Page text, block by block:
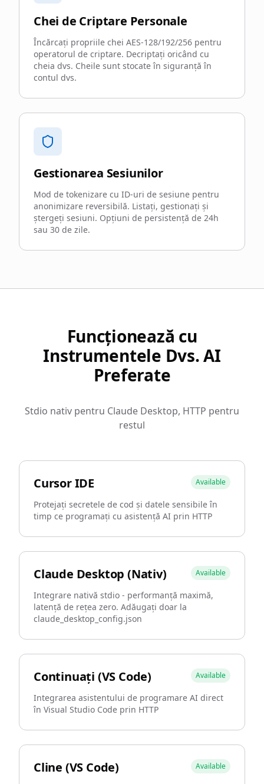
Chei de Criptare Personale
Încărcați propriile chei AES-128/192/256 pentru
operatorul de criptare. Decriptați oricând cu
cheia dvs. Cheile sunt stocate în siguranță în
contul dvs.
Gestionarea Sesiunilor
Mod de tokenizare cu ID-uri de sesiune pentru
anonimizare reversibilă. Listați, gestionați și
ștergeți sesiuni. Opțiuni de persistență de 24h
sau 30 de zile.
Funcționează cu
Instrumentele Dvs. AI
Preferate
Stdio nativ pentru Claude Desktop, HTTP pentru
restul
Cursor IDE Available
Protejați secretele de cod și datele sensibile în
timp ce programați cu asistență AI prin HTTP
Claude Desktop (Nativ) Available
Integrare nativă stdio - performanță maximă,
latență de rețea zero. Adăugați doar la
claude_desktop_config.json
Continuați (VS Code) Available
Integrarea asistentului de programare AI direct
în Visual Studio Code prin HTTP
Cline (VS Code) Available